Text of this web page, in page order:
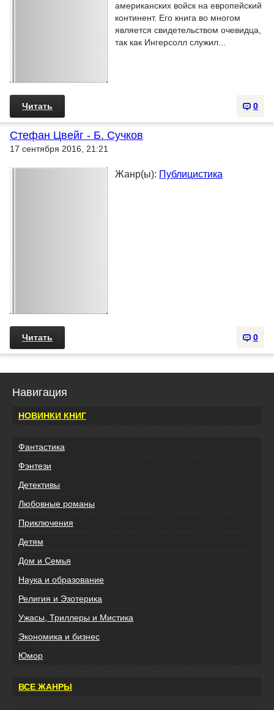
американских войск на европейский
континент. Его книга во многом
является свидетельством очевидца,
так как Ингерсолл служил...
0
Читать
Стефан Цвейг - Б. Сучков
17 сентября 2016, 21:21
Жанр(ы): Публицистика
0
Читать
Навигация
НОВИНКИ КНИГ
Фантастика
Фэнтези
Детективы
Любовные романы
Приключения
Детям
Дом и Семья
Наука и образование
Религия и Эзотерика
Ужасы, Триллеры и Мистика
Экономика и бизнес
Юмор
ВСЕ ЖАНРЫ